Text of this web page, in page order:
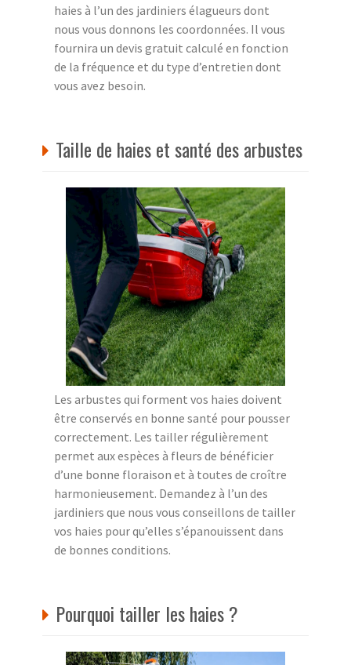
haies à l’un des jardiniers élagueurs dont
nous vous donnons les coordonnées. Il vous
fournira un devis gratuit calculé en fonction
de la fréquence et du type d’entretien dont
vous avez besoin.
Taille de haies et santé des arbustes
Les arbustes qui forment vos haies doivent
être conservés en bonne santé pour pousser
correctement. Les tailler régulièrement
permet aux espèces à fleurs de bénéficier
d’une bonne floraison et à toutes de croître
harmonieusement. Demandez à l’un des
jardiniers que nous vous conseillons de tailler
vos haies pour qu’elles s’épanouissent dans
de bonnes conditions.
Pourquoi tailler les haies ?